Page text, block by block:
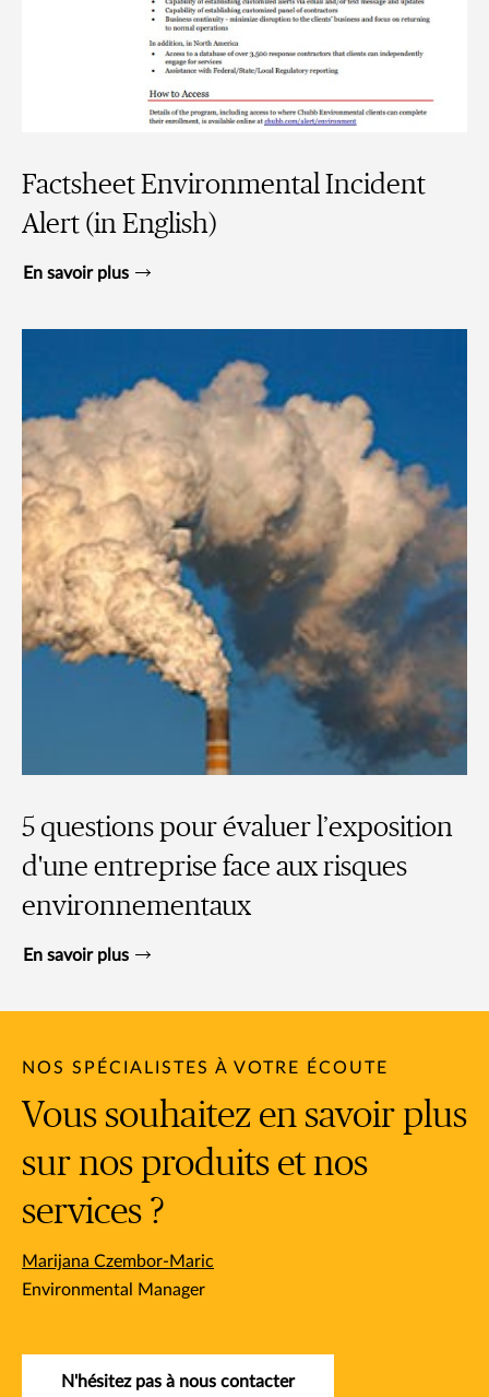
Factsheet Environmental Incident
Alert (in English)
En savoir plus
5 questions pour évaluer l’exposition
d'une entreprise face aux risques
environnementaux
En savoir plus
NOS SPÉCIALISTES À VOTRE ÉCOUTE
Vous souhaitez en savoir plus
sur nos produits et nos
services ?
Marijana Czembor-Maric​
Environmental Manager​
N'hésitez pas à nous contacter